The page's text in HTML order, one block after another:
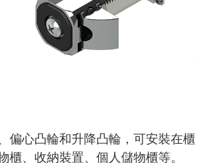
偏心凸輪和升降凸輪，可安裝在櫃
櫃、收納裝置、個人儲物櫃等。